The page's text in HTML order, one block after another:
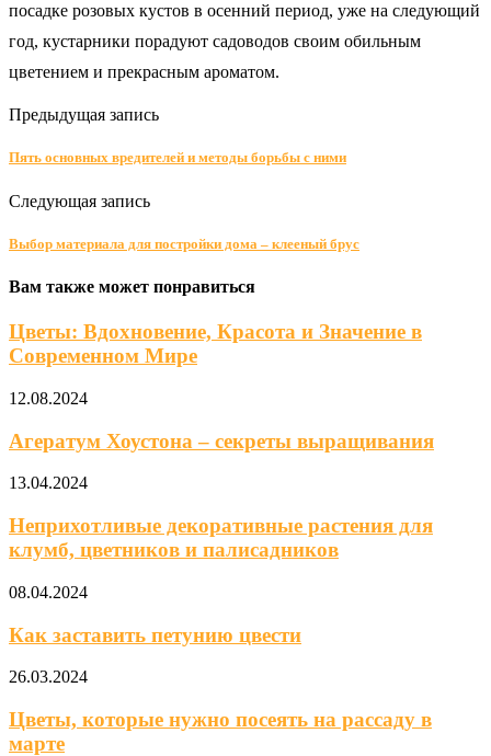
посадке розовых кустов в осенний период, уже на следующий
год, кустарники порадуют садоводов своим обильным
цветением и прекрасным ароматом.
Предыдущая запись
Пять основных вредителей и методы борьбы с ними
Следующая запись
Выбор материала для постройки дома – клееный брус
Вам также может понравиться
Цветы: Вдохновение, Красота и Значение в
Современном Мире
12.08.2024
Агератум Хоустона – секреты выращивания
13.04.2024
Неприхотливые декоративные растения для
клумб, цветников и палисадников
08.04.2024
Как заставить петунию цвести
26.03.2024
Цветы, которые нужно посеять на рассаду в
марте